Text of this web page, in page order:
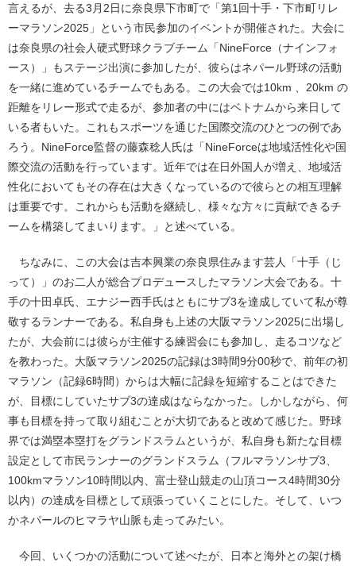
言えるが、去る3月2日に奈良県下市町で「第1回十手・下市町リレ
ーマラソン2025」という市民参加のイベントが開催された。大会に
は奈良県の社会人硬式野球クラブチーム「NineForce（ナインフォ
ース）」もステージ出演に参加したが、彼らはネパール野球の活動
を一緒に進めているチームでもある。この大会では10km 、20km の
距離をリレー形式で走るが、参加者の中にはベトナムから来日して
いる者もいた。これもスポーツを通じた国際交流のひとつの例であ
ろう。NineForce監督の藤森稔人氏は「NineForceは地域活性化や国
際交流の活動を行っています。近年では在日外国人が増え、地域活
性化においてもその存在は大きくなっているので彼らとの相互理解
は重要です。これからも活動を継続し、様々な方々に貢献できるチ
ームを構築してまいります。」と述べている。
ちなみに、この大会は吉本興業の奈良県住みます芸人「十手（じ
って）」のお二人が総合プロデュースしたマラソン大会である。十
手の十田卓氏、エナジー西手氏はともにサブ3を達成していて私が尊
敬するランナーである。私自身も上述の大阪マラソン2025に出場し
たが、大会前には彼らが主催する練習会にも参加し、走るコツなど
を教わった。大阪マラソン2025の記録は3時間9分00秒で、前年の初
マラソン（記録6時間）からは大幅に記録を短縮することはできた
が、目標にしていたサブ3の達成はならなかった。しかしながら、何
事も目標を持って取り組むことが大切であると改めて感じた。野球
界では満塁本塁打をグランドスラムというが、私自身も新たな目標
設定として市民ランナーのグランドスラム（フルマラソンサブ3、
100kmマラソン10時間以内、富士登山競走の山頂コース4時間30分
以内）の達成を目標として頑張っていくことにした。そして、いつ
かネパールのヒマラヤ山脈も走ってみたい。
今回、いくつかの活動について述べたが、日本と海外との架け橋